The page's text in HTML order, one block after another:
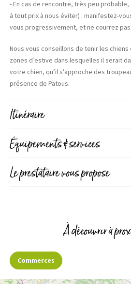
- En cas de rencontre, très peu probable,
à tout prix à nous éviter) : manifestez-
vous progressivement, et ne courrez pas.
Nous vous conseillons de tenir les
zones d’estive dans lesquelles il serait
votre chien, qu’il s’approche des
présence de Patous.
Itinéraire
En détail
Dénivelé positif : 225 m
Durée journalière : 02h20
Équipements & services
Équipements
Le prestataire vous propose
À découvrir à
Commerces